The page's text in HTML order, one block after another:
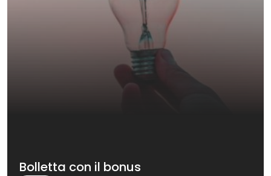
Bolletta con il bonus